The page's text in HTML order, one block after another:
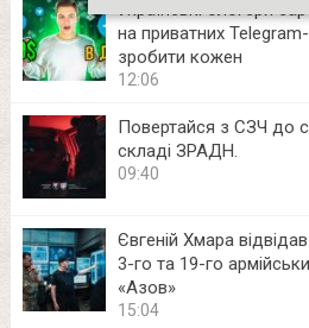
Українські блогери
на приватних
зробити кожен
12:06
Повертайся з СЗЧ до
складі ЗРАДН.
09:40
Євгеній Хмара
3-го та 19-го
«Азов»
15:04